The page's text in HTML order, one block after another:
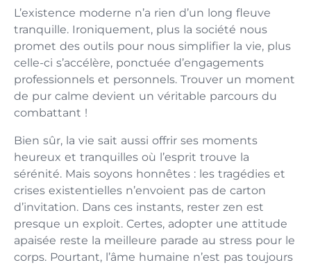
L’existence moderne n’a rien d’un long fleuve
tranquille. Ironiquement, plus la société nous
promet des outils pour nous simplifier la vie, plus
celle-ci s’accélère, ponctuée d’engagements
professionnels et personnels. Trouver un moment
de pur calme devient un véritable parcours du
combattant !
Bien sûr, la vie sait aussi offrir ses moments
heureux et tranquilles où l’esprit trouve la
sérénité. Mais soyons honnêtes : les tragédies et
crises existentielles n’envoient pas de carton
d’invitation. Dans ces instants, rester zen est
presque un exploit. Certes, adopter une attitude
apaisée reste la meilleure parade au stress pour le
corps. Pourtant, l’âme humaine n’est pas toujours